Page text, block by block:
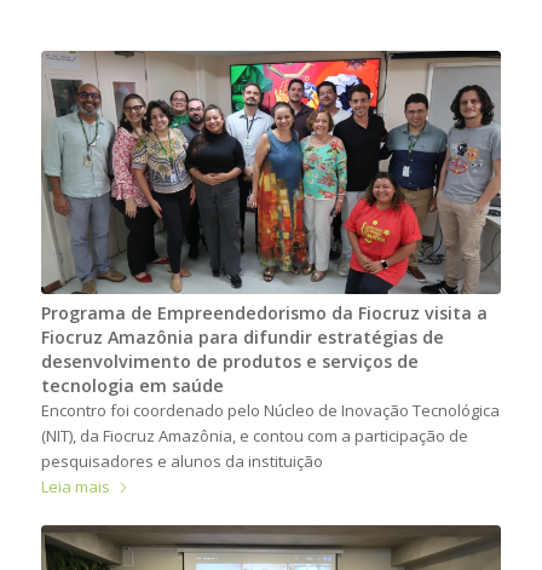
Programa de Empreendedorismo da Fiocruz visita a
Fiocruz Amazônia para difundir estratégias de
desenvolvimento de produtos e serviços de
tecnologia em saúde
Encontro foi coordenado pelo Núcleo de Inovação Tecnológica
(NIT), da Fiocruz Amazônia, e contou com a participação de
pesquisadores e alunos da instituição
Leia mais